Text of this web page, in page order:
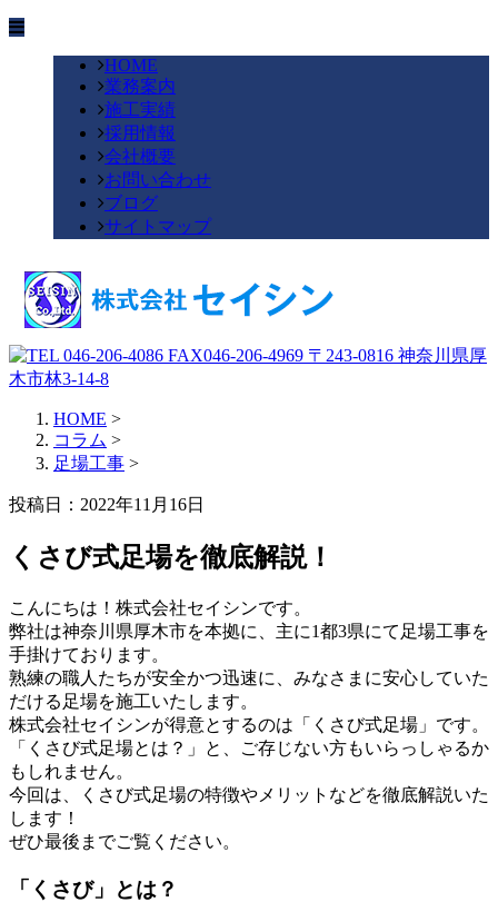
HOME
業務案内
施工実績
採用情報
会社概要
お問い合わせ
ブログ
サイトマップ
HOME >
コラム >
足場工事 >
投稿日：2022年11月16日
くさび式足場を徹底解説！
こんにちは！株式会社セイシンです。
弊社は神奈川県厚木市を本拠に、主に1都3県にて足場工事を
手掛けております。
熟練の職人たちが安全かつ迅速に、みなさまに安心していた
だける足場を施工いたします。
株式会社セイシンが得意とするのは「くさび式足場」です。
「くさび式足場とは？」と、ご存じない方もいらっしゃるか
もしれません。
今回は、くさび式足場の特徴やメリットなどを徹底解説いた
します！
ぜひ最後までご覧ください。
「くさび」とは？